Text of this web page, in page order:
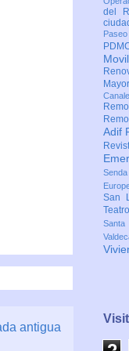
antigua
del
Adif
San